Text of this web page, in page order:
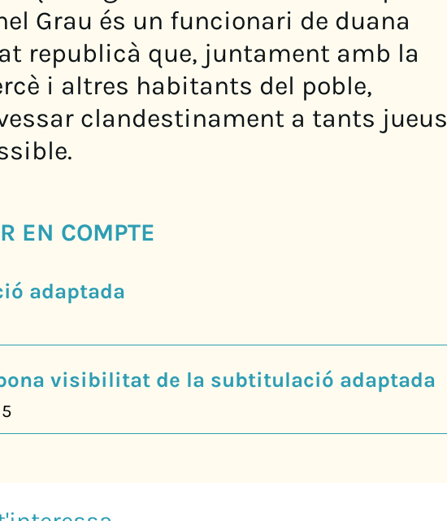
Grau és un funcionari de duana
republicà que, juntament amb la
i altres habitants del poble,
clandestinament a tants jueus
EN COMPTE
adaptada
visibilitat de la subtitulació adaptada